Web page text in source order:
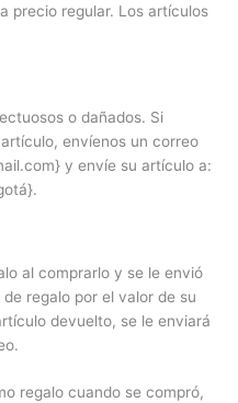
precio regular. Los artículos
o dañados. Si
envíenos un correo
y envíe su artículo a:
al comprarlo y se le envió
regalo por el valor de su
devuelto, se le enviará
regalo cuando se compró,